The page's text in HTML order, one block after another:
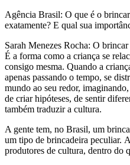
Agência Brasil: O que é o
exatamente? E qual sua
Sarah Menezes Rocha: O
É a forma como a criança se
consigo mesma. Quando a
apenas passando o tempo, se
mundo ao seu redor,
de criar hipóteses, de sentir
também traduzir a cultura.
A gente tem, no Brasil, um
um tipo de brincadeira peculiar.
produtores de cultura, dentro do